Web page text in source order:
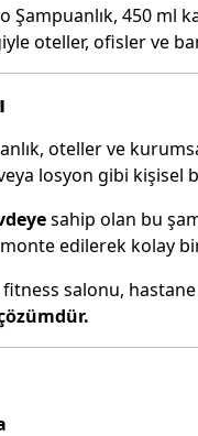
450 ml
oteller, ofisler ve
oteller ve
losyon gibi kişisel
sahip olan bu
edilerek kolay
salonu,